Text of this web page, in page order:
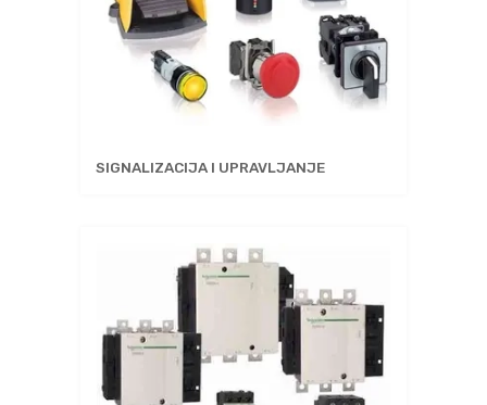
SIGNALIZACIJA I UPRAVLJANJE